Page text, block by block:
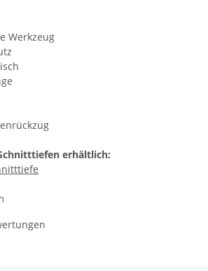
Werkzeug
erhältlich: